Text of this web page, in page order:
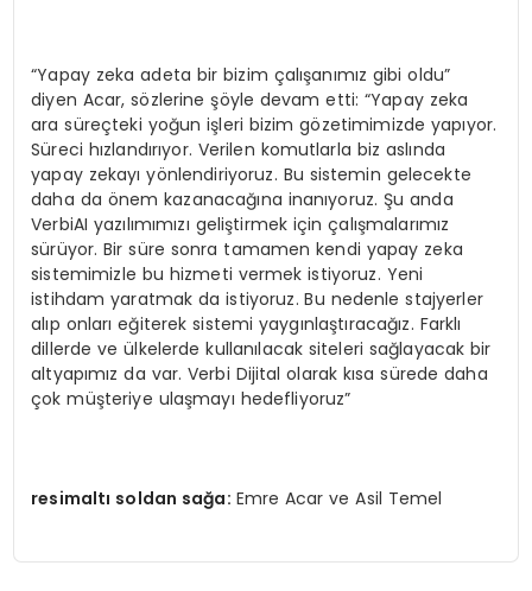
“Yapay zeka adeta bir bizim çalışanımız gibi oldu”
diyen Acar, sözlerine şöyle devam etti: “Yapay zeka
ara süreçteki yoğun işleri bizim gözetimimizde yapıyor.
Süreci hızlandırıyor. Verilen komutlarla biz aslında
yapay zekayı yönlendiriyoruz. Bu sistemin gelecekte
daha da önem kazanacağına inanıyoruz. Şu anda
VerbiAI yazılımımızı geliştirmek için çalışmalarımız
sürüyor. Bir süre sonra tamamen kendi yapay zeka
sistemimizle bu hizmeti vermek istiyoruz. Yeni
istihdam yaratmak da istiyoruz. Bu nedenle stajyerler
alıp onları eğiterek sistemi yaygınlaştıracağız. Farklı
dillerde ve ülkelerde kullanılacak siteleri sağlayacak bir
altyapımız da var. Verbi Dijital olarak kısa sürede daha
çok müşteriye ulaşmayı hedefliyoruz”
resimaltı soldan sağa: Emre Acar ve Asil Temel